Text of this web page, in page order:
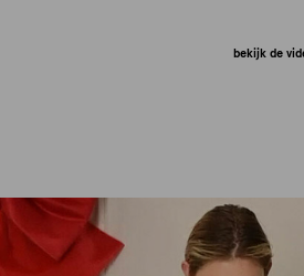
bekijk de